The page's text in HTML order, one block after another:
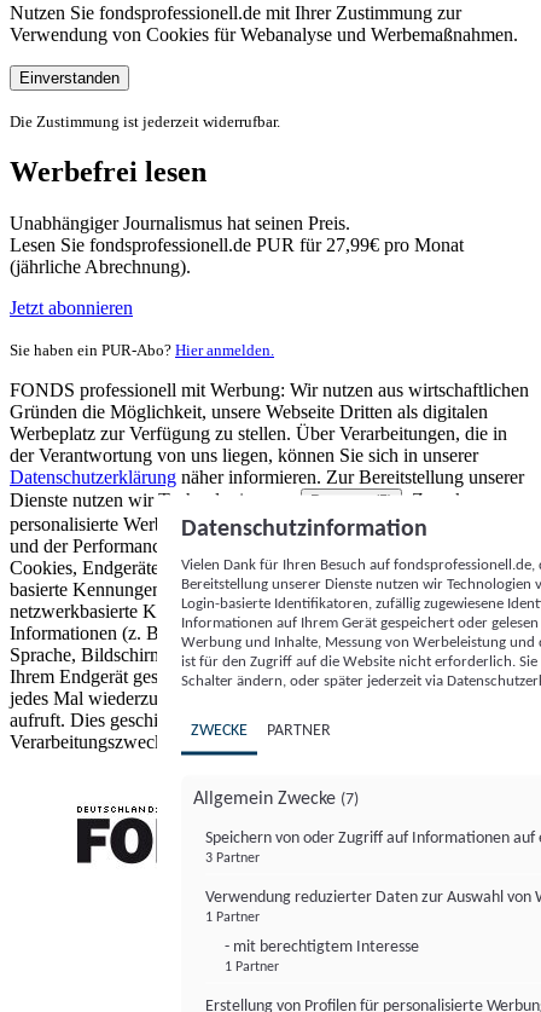
Nutzen Sie fondsprofessionell.de mit Ihrer Zustimmung zur
Verwendung von Cookies für Webanalyse und Werbemaßnahmen.
Einverstanden
Die Zustimmung ist jederzeit widerrufbar.
Werbefrei lesen
Unabhängiger Journalismus hat seinen Preis.
Lesen Sie fondsprofessionell.de PUR für 27,99€ pro Monat
(jährliche Abrechnung).
Jetzt abonnieren
Sie haben ein PUR-Abo? Hier anmelden.
FONDS professionell mit Werbung: Wir nutzen aus wirtschaftlichen
Gründen die Möglichkeit, unsere Webseite Dritten als digitalen
Werbeplatz zur Verfügung zu stellen. Über Verarbeitungen, die in
der Verantwortung von uns liegen, können Sie sich in unserer
Datenschutzerklärung näher informieren. Zur Bereitstellung unserer
Dienste nutzen wir Technologien von
Partnern (5)
. Zwecke:
personalisierte Werbung und Inhalte, Messung von Werbeleistung
und der Performance von Inhalten sowie Zielgruppenforschung.
Cookies, Endgeräte- oder ähnliche Online-Kennungen (z. B. login-
basierte Kennungen, zufällig generierte Kennungen,
netzwerkbasierte Kennungen) können zusammen mit anderen
Informationen (z. B. Browsertyp und Browserinformationen,
Sprache, Bildschirmgröße, unterstützte Technologien usw.) auf
Ihrem Endgerät gespeichert oder von dort ausgelesen werden, um es
jedes Mal wiederzuerkennen, wenn es eine App oder einer Webseite
aufruft. Dies geschieht für einen oder mehrere der hier aufgeführten
Verarbeitungszwecke.
Datenschutzinformation
Vielen Dank für Ihren Besuch auf
Bereitstellung unserer Dienste nutzen wir Technologien
Login-basierte Identifikatoren, zufällig zugewiesene
Informationen auf Ihrem Gerät gespeichert oder
Werbung und Inhalte, Messung von Werbeleistung
ist für den Zugriff auf die Website nicht erforderlich.
Schalter ändern, oder später jederzeit via
ZWECKE PARTNER
Allgemein Zwecke (7)
Speichern von oder Zugriff auf Informationen auf
3 Partner
Verwendung reduzierter Daten zur Auswahl von
1 Partner
- mit berechtigtem Interesse
1 Partner
Erstellung von Profilen für personalisierte
FONDS professionell